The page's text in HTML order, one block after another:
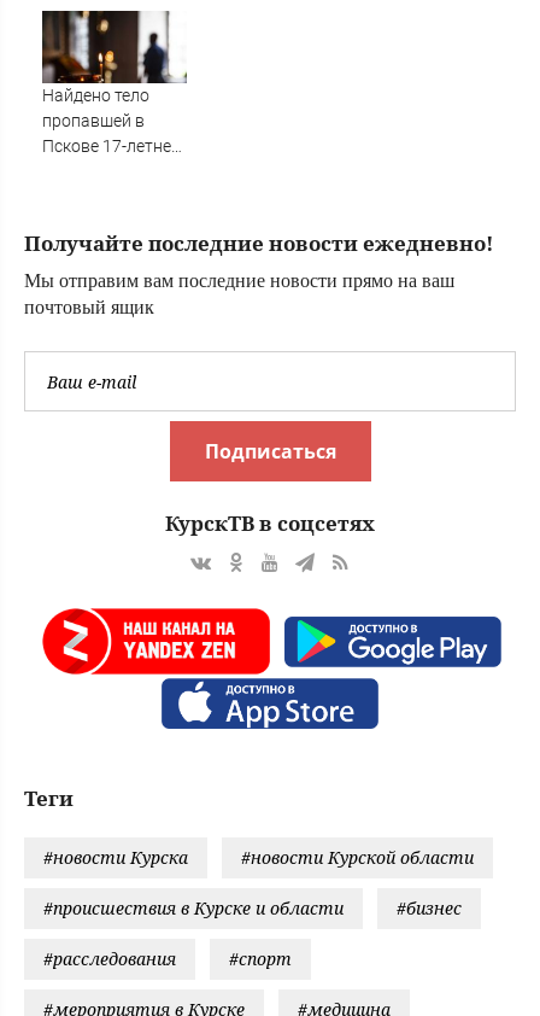
произойдут три
редких
астрономических
явления
Найдено тело
пропавшей в
Пскове 17-летней
Получайте последние новости ежедневно!
Мы отправим вам последние новости прямо на ваш
почтовый ящик
Подписаться
КурскТВ в соцсетях
Теги
#новости Курска #новости Курской области
#происшествия в Курске и области #бизнес
#расследования #спорт
#мероприятия в Курске #медицина